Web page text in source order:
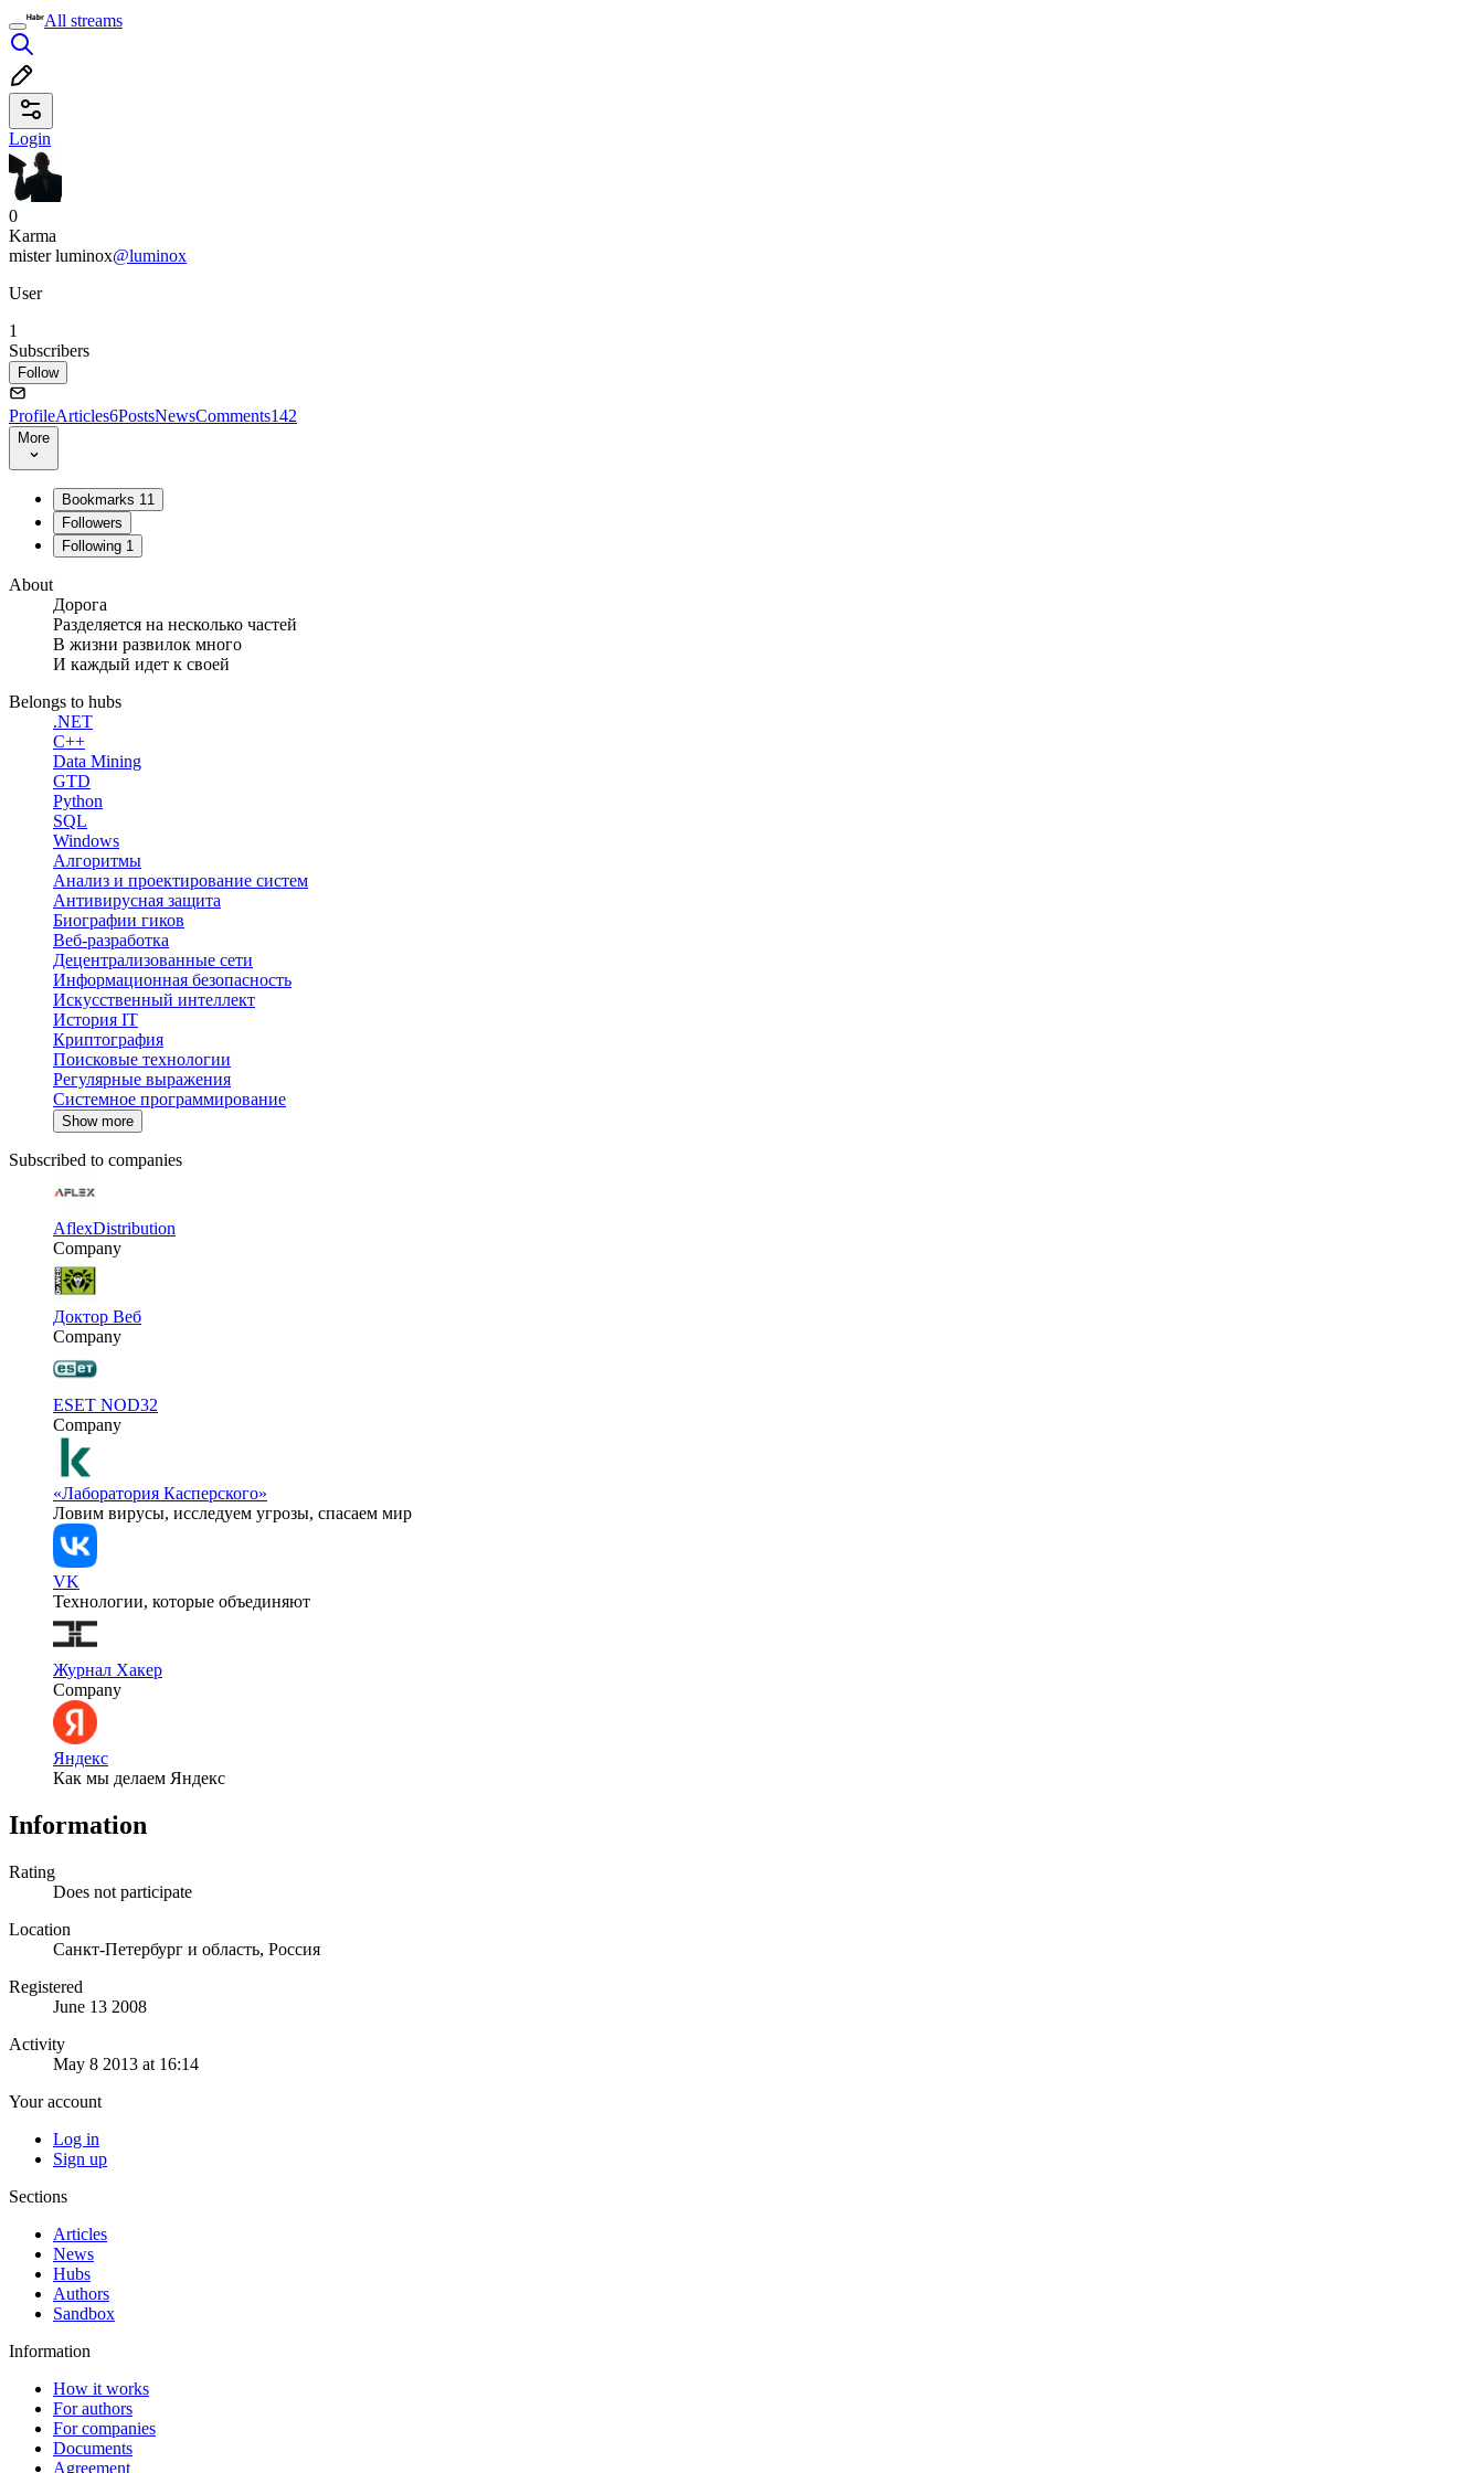
All streams
Login
0
Karma
mister luminox@luminox
User
1
Subscribers
Follow
ProfileArticles6PostsNewsComments142
More
Bookmarks 11
Followers
Following 1
About
Дорога
Разделяется на несколько частей
В жизни развилок много
И каждый идет к своей
Belongs to hubs
.NET
C++
Data Mining
GTD
Python
SQL
Windows
Алгоритмы
Анализ и проектирование систем
Антивирусная защита
Биографии гиков
Веб-разработка
Децентрализованные сети
Информационная безопасность
Искусственный интеллект
История IT
Криптография
Поисковые технологии
Регулярные выражения
Системное программирование
Show more
Subscribed to companies
AflexDistribution
Company
Доктор Веб
Company
ESET NOD32
Company
«Лаборатория Касперского»
Ловим вирусы, исследуем угрозы, спасаем мир
VK
Технологии, которые объединяют
Журнал Хакер
Company
Яндекс
Как мы делаем Яндекс
Information
Rating
Does not participate
Location
Санкт-Петербург и область, Россия
Registered
June 13 2008
Activity
May 8 2013 at 16:14
Your account
Log in
Sign up
Sections
Articles
News
Hubs
Authors
Sandbox
Information
How it works
For authors
For companies
Documents
Agreement